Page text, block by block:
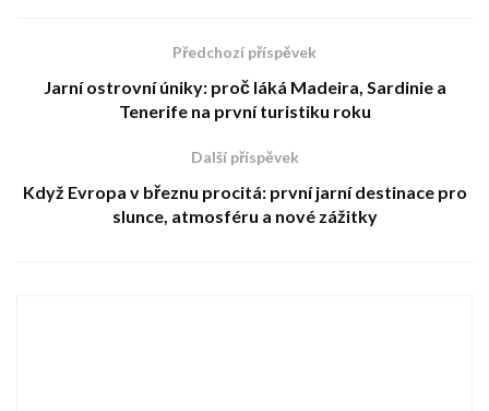
Předchozí příspěvek
Jarní ostrovní úniky: proč láká Madeira, Sardinie a
Tenerife na první turistiku roku
Další příspěvek
Když Evropa v březnu procitá: první jarní destinace pro
slunce, atmosféru a nové zážitky